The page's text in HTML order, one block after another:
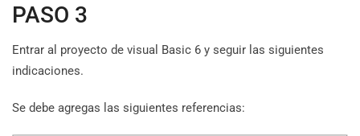
PASO 3
Entrar al proyecto de visual Basic 6 y seguir las siguientes
indicaciones.
Se debe agregas las siguientes referencias: